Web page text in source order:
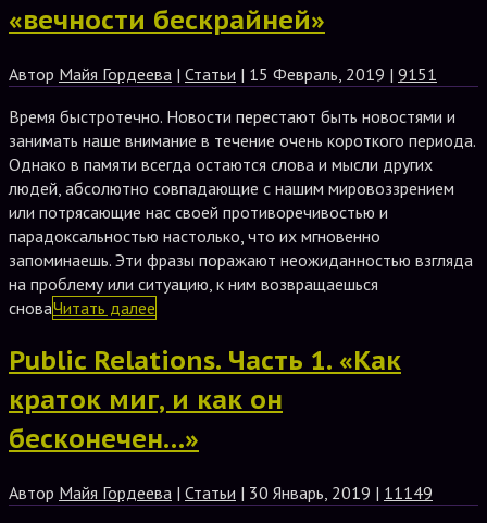
«вечности бескрайней»
Автор Майя Гордеева | Статьи | 15 Февраль, 2019 | 9151
Время быстротечно. Новости перестают быть новостями и
занимать наше внимание в течение очень короткого периода.
Однако в памяти всегда остаются слова и мысли других
людей, абсолютно совпадающие с нашим мировоззрением
или потрясающие нас своей противоречивостью и
парадоксальностью настолько, что их мгновенно
запоминаешь. Эти фразы поражают неожиданностью взгляда
на проблему или ситуацию, к ним возвращаешься
сноваЧитать далее
Public Relations. Часть 1. «Как
краток миг, и как он
бесконечен…»
Автор Майя Гордеева | Статьи | 30 Январь, 2019 | 11149